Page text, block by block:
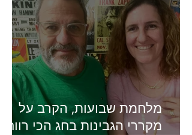
מלחמת שבועות, הקרב על
מקררי הגבינות בחג הכי רווחי